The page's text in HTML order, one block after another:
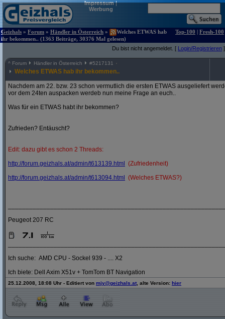
Impressum|
Werbung
Geizhals » Forum » Händler in Österreich »
Welches ETWAS hab
ihr bekommen.. (1363 Beiträge, 30376 Mal gelesen)
Top-100 | Fresh-100
Du bist nicht angemeldet. [ Login/Registrieren ]
^ Forum Händler in Österreich #5217131
Welches ETWAS hab ihr bekommen..
Nachdem am 22. bzw. 23 schon vermutlich die ersten ETWAS ausgeliefert
vor dem 24ten auspacken werdeb nun meine Frage an euch..
Was für ein ETWAS habt ihr bekommen?
Zufrieden? Entäuscht?
Edit: dazu gibt es schon 2 Threads:
http://forum.geizhals.at/admin/t613139.html
(Zufriedenheit)
http://forum.geizhals.at/admin/t613094.html (Welches ETWAS?)
Peugeot 207 RC
Ich suche: AMD CPU - Sockel 939 - .... X2
Ich biete: Dell Axim X51v + TomTom BT Navigation
25.12.2008, 18:08 Uhr - Editiert von mjy@geizhals.at , alte Version: hier